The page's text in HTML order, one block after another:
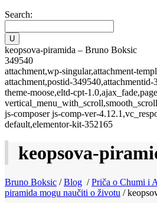
Search:
keopsova-piramida – Bruno Boksic
349540
attachment,wp-singular,attachment-
attachment,postid-
theme-moose,eltd-cpt-
js-composer js-comp-ver-
default,elementor-kit-352165
keopsova-
Bruno Boksic /Blog /Priča o Chumi i
piramida mogu naučiti o životu /